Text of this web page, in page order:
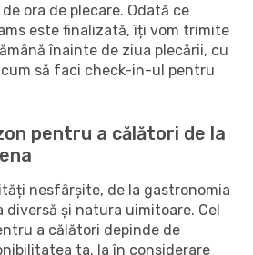
ora de plecare. Odată ce
este finalizată, îți vom trimite
înainte de ziua plecării, cu
să faci check-in-ul pentru
pentru a călători de la
nesfârșite, de la gastronomia
diversă și natura uimitoare. Cel
a călători depinde de
ta. Ia în considerare